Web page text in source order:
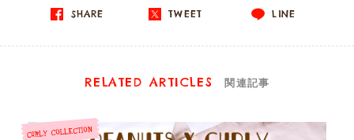
SHARE TWEET LINE
RELATED ARTICLES 関連記事